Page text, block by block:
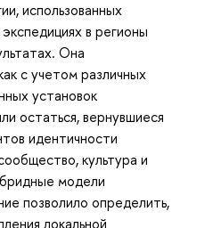
использованных
в регионы
Она
с учетом различных
установок
остаться, вернувшиеся
идентичности
культура и
модели
позволило определить,
локальной